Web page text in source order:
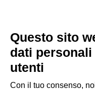
OSPITI
Prenota un soggiorno
Soggiorni lunghi
Esperienze per gli ospiti
Sconti per gli ospiti
Questo sito
dati
utenti
Con il tuo consenso,